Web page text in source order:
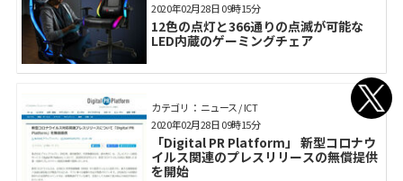
12色の点灯と366通りの点滅が可能な
LED内蔵のゲーミングチェア
2020年02月28日 09時15分
カテゴリ： ニュース / ICT
「Digital PR Platform」 新型コロナウ
イルス関連のプレスリリースの無償提供
を開始
2020年02月28日 09時15分